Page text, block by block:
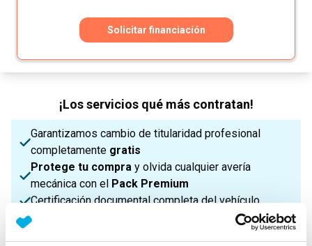
Solicitar financiación
¡Los servicios qué más contratan!
Garantizamos cambio de titularidad profesional
completamente gratis
Protege tu compra y olvida cualquier avería
mecánica con el Pack Premium
Certificación documental completa del vehículo